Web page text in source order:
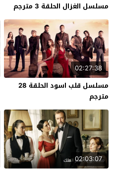
مسلسل الغزال الحلقة 3 مترجم
02:27:38
مسلسل قلب اسود الحلقة 28
مترجم
02:03:07